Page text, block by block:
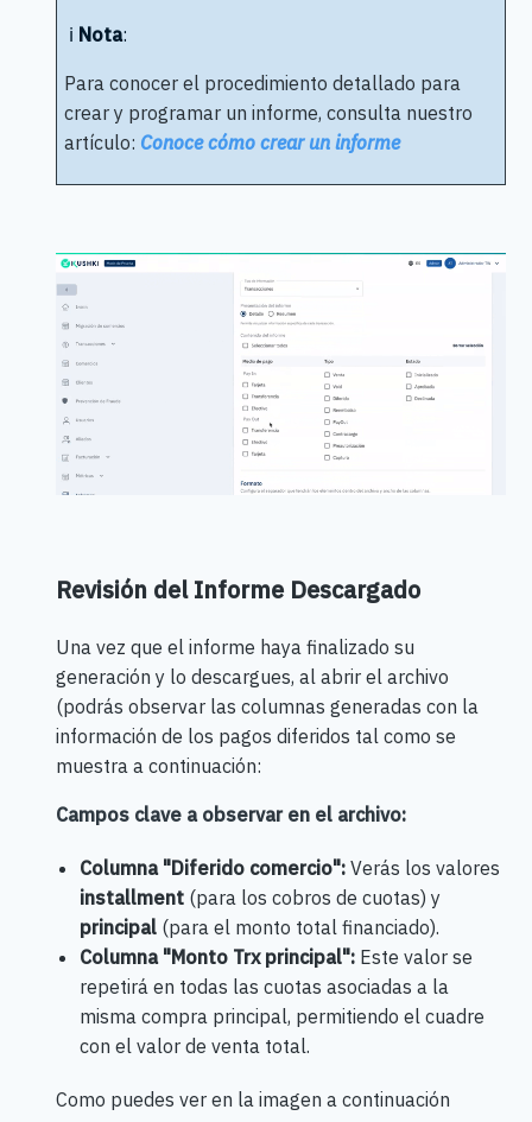
ℹ️ Nota:
Para conocer el procedimiento detallado para
crear y programar un informe, consulta nuestro
artículo: Conoce cómo crear un informe
Revisión del Informe Descargado
Una vez que el informe haya finalizado su
generación y lo descargues, al abrir el archivo
(podrás observar las columnas generadas con la
información de los pagos diferidos tal como se
muestra a continuación:
Campos clave a observar en el archivo:
Columna "Diferido comercio":Verás los valores
installment (para los cobros de cuotas) y
principal (para el monto total financiado).
Columna "Monto Trx principal":Este valor se
repetirá en todas las cuotas asociadas a la
misma compra principal, permitiendo el cuadre
con el valor de venta total.
Como puedes ver en la imagen a continuación